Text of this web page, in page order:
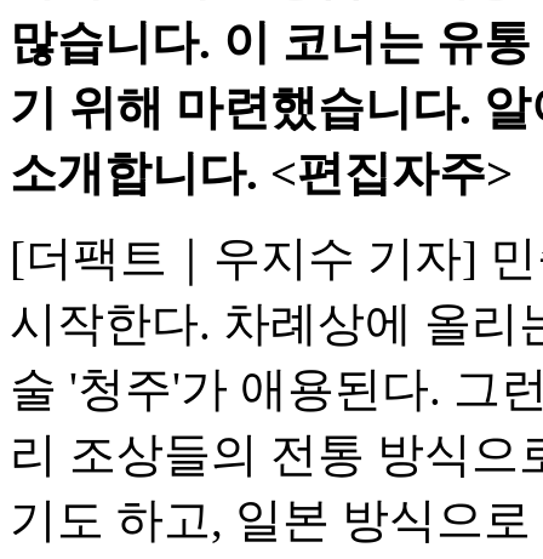
많습니다. 이 코너는 유
기 위해 마련했습니다.
소개합니다. <편집자주>
[더팩트｜우지수 기자]
시작한다. 차례상에 올리
술 '청주'가 애용된다. 그
리 조상들의 전통 방식으
기도 하고, 일본 방식으